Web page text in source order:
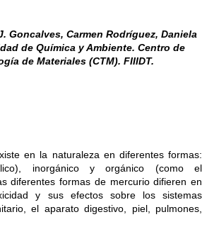
Goncalves, Carmen Rodríguez, Daniela
de Química y Ambiente. Centro de
de Materiales (CTM). FIIIDT.
en la naturaleza en diferentes formas:
inorgánico y orgánico (como el
diferentes formas de mercurio difieren en
y sus efectos sobre los sistemas
el aparato digestivo, piel, pulmones,